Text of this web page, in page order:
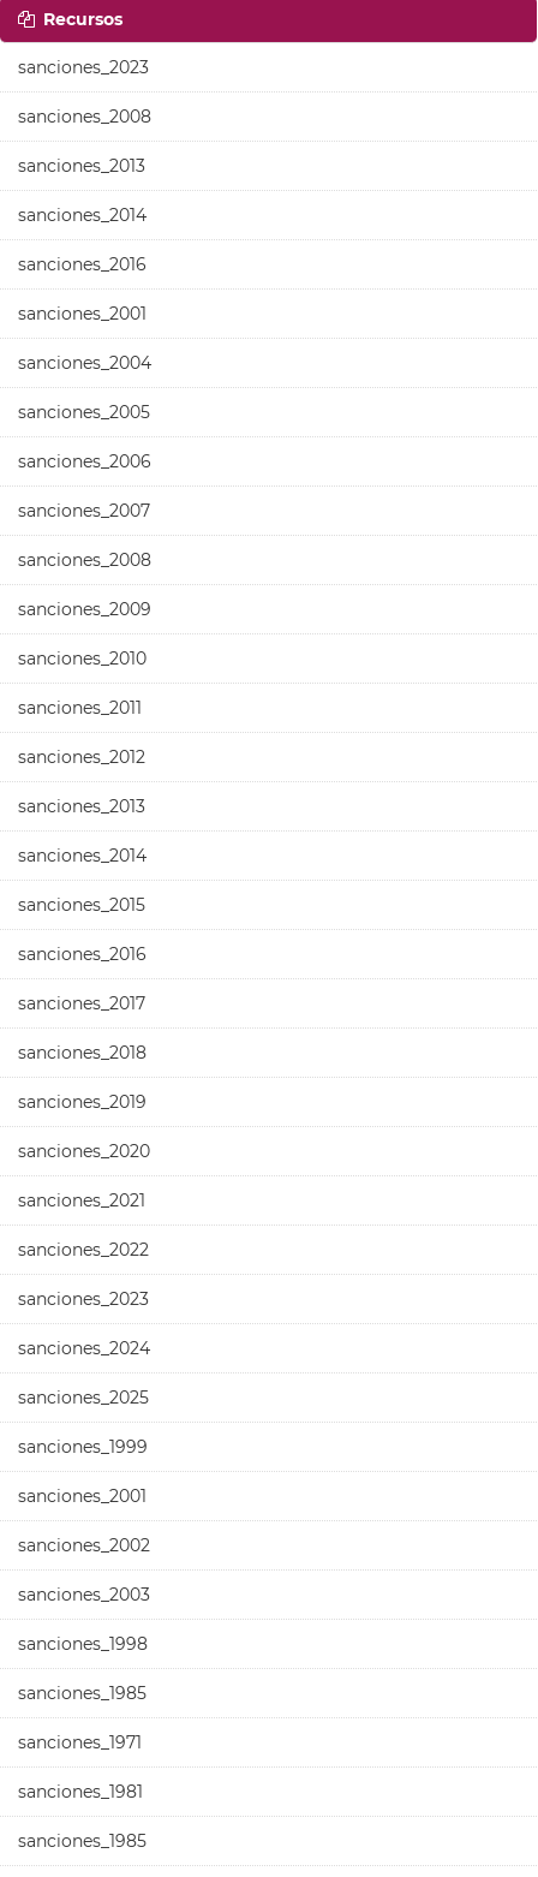
Recursos
sanciones_2023
sanciones_2008
sanciones_2013
sanciones_2014
sanciones_2016
sanciones_2001
sanciones_2004
sanciones_2005
sanciones_2006
sanciones_2007
sanciones_2008
sanciones_2009
sanciones_2010
sanciones_2011
sanciones_2012
sanciones_2013
sanciones_2014
sanciones_2015
sanciones_2016
sanciones_2017
sanciones_2018
sanciones_2019
sanciones_2020
sanciones_2021
sanciones_2022
sanciones_2023
sanciones_2024
sanciones_2025
sanciones_1999
sanciones_2001
sanciones_2002
sanciones_2003
sanciones_1998
sanciones_1985
sanciones_1971
sanciones_1981
sanciones_1985